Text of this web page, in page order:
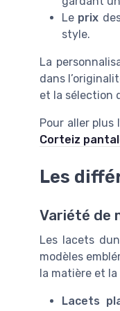
Le prix
style.
La
dans
et la sélection
Pour aller
Corteiz
Les
Variété de
Les lacets
modèles
la matière et
Lacets